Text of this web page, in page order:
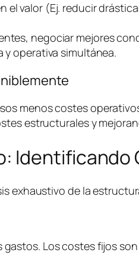
el valor (Ej. reducir
negociar mejores
y operativa simultánea.
menos costes
estructurales y
exhaustivo de la
Los costes fijos